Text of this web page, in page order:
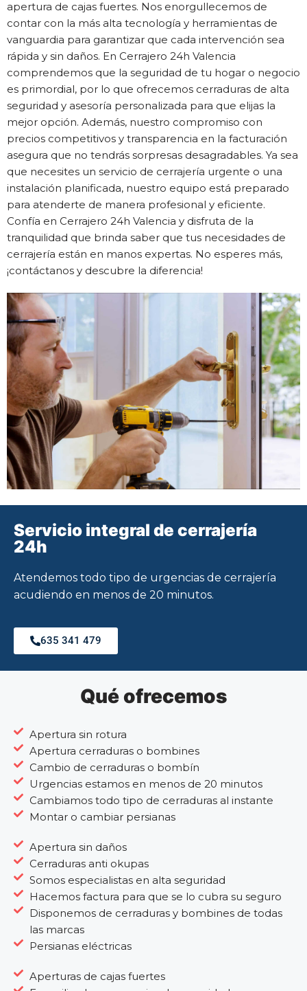
apertura de cajas fuertes. Nos enorgullecemos de
contar con la más alta tecnología y herramientas de
vanguardia para garantizar que cada intervención sea
rápida y sin daños. En Cerrajero 24h Valencia
comprendemos que la seguridad de tu hogar o negocio
es primordial, por lo que ofrecemos cerraduras de alta
seguridad y asesoría personalizada para que elijas la
mejor opción. Además, nuestro compromiso con
precios competitivos y transparencia en la facturación
asegura que no tendrás sorpresas desagradables. Ya sea
que necesites un servicio de cerrajería urgente o una
instalación planificada, nuestro equipo está preparado
para atenderte de manera profesional y eficiente.
Confía en Cerrajero 24h Valencia y disfruta de la
tranquilidad que brinda saber que tus necesidades de
cerrajería están en manos expertas. No esperes más,
¡contáctanos y descubre la diferencia!
Servicio integral de cerrajería
24h
Atendemos todo tipo de urgencias de cerrajería
acudiendo en menos de 20 minutos.
635 341 479
Qué ofrecemos
Apertura sin rotura
Apertura cerraduras o bombines
Cambio de cerraduras o bombín
Urgencias estamos en menos de 20 minutos
Cambiamos todo tipo de cerraduras al instante
Montar o cambiar persianas
Apertura sin daños
Cerraduras anti okupas
Somos especialistas en alta seguridad
Hacemos factura para que se lo cubra su seguro
Disponemos de cerraduras y bombines de todas
las marcas
Persianas eléctricas
Aperturas de cajas fuertes